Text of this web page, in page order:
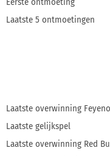
Eerste ontmoeting
Laatste 5 ontmoetingen
Laatste overwinning
Laatste gelijkspel
Laatste overwinning Red